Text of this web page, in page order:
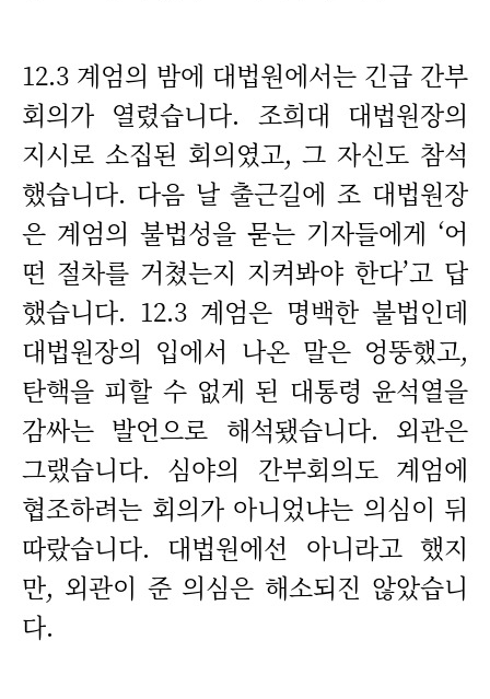
12.3 계엄의 밤에 대법원에서는 긴급 간부
회의가 열렸습니다. 조희대 대법원장의
지시로 소집된 회의였고, 그 자신도 참석
했습니다. 다음 날 출근길에 조 대법원장
은 계엄의 불법성을 묻는 기자들에게 ‘어
떤 절차를 거쳤는지 지켜봐야 한다’고 답
했습니다. 12.3 계엄은 명백한 불법인데
대법원장의 입에서 나온 말은 엉뚱했고,
탄핵을 피할 수 없게 된 대통령 윤석열을
감싸는 발언으로 해석됐습니다. 외관은
그랬습니다. 심야의 간부회의도 계엄에
협조하려는 회의가 아니었냐는 의심이 뒤
따랐습니다. 대법원에선 아니라고 했지
만, 외관이 준 의심은 해소되진 않았습니
다.